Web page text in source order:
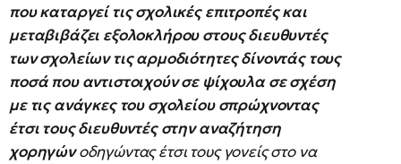
που καταργεί τις σχολικές επιτροπές και
μεταβιβάζει εξολοκλήρου στους διευθυντές
των σχολείων τις αρμοδιότητες δίνοντάς τους
ποσά που αντιστοιχούν σε ψίχουλα σε σχέση
με τις ανάγκες του σχολείου σπρώχνοντας
έτσι τους διευθυντές στην αναζήτηση
χορηγώνοδηγώντας έτσι τους γονείς στο να